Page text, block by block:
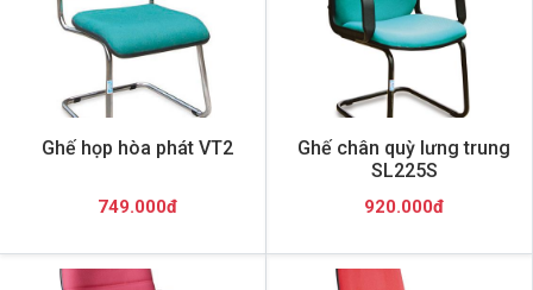
Ghế họp hòa phát VT2
749.000đ
Ghế chân quỳ lưng trung
SL225S
920.000đ